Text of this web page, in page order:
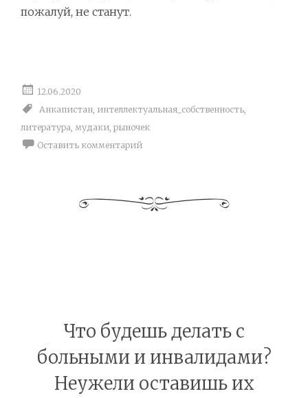
пожалуй, не станут.
12.06.2020
Анкапистан, интеллектуальная_собственность,
литература, мудаки, рыночек
Оставить комментарий
Что будешь делать с
больными и инвалидами?
Неужели оставишь их